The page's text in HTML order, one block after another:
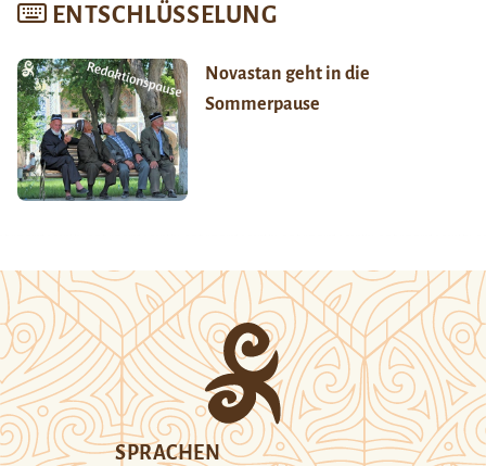
ENTSCHLÜSSELUNG
Novastan geht in die
Sommerpause
SPRACHEN